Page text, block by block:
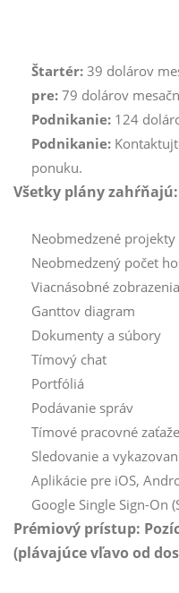
Štartér: 39 dolárov
pre: 79 dolárov
Podnikanie: 124
Podnikanie:
ponuku.
Všetky plány zahŕňajú:
Neobmedzené projekty
Neobmedzený počet
Viacnásobné zobrazenia
Ganttov diagram
Dokumenty a súbory
Tímový chat
Portfóliá
Podávanie správ
Tímové pracovné
Sledovanie a
Aplikácie pre iOS,
Google Single Sign-On
Prémiový prístup:
(plávajúce vľavo od